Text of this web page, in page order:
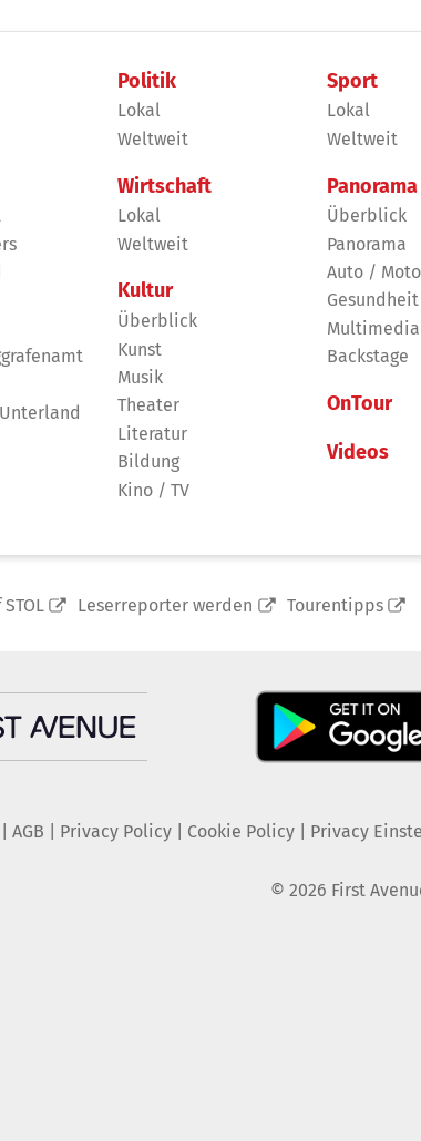
Politik
Lokal
Weltweit
Wirtschaft
Lokal
Weltweit
Kultur
Überblick
Kunst
Musik
Theater
Literatur
Bildung
Kino / TV
Sport
Lokal
Weltweit
Panorama
Überblick
Panorama
Auto /
Gesundheit
Multimedia
Backstage
OnTour
Videos
Leserreporter werden Tourentipps
AGB Privacy Policy| Cookie Policy| Privacy
© 2026 First